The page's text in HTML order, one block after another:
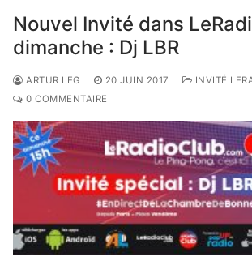
Nouvel Invité dans
dimanche : Dj LBR
ARTUR LEG 20 JUIN 2017
INVITÉ
0 COMMENTAIRE